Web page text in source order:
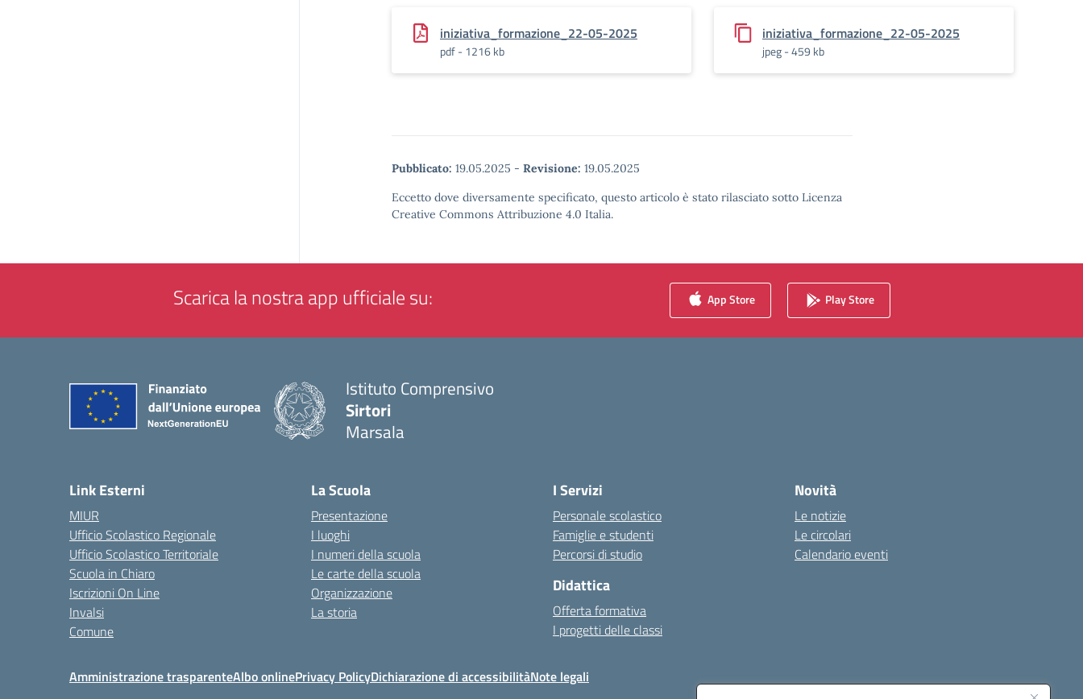
iniziativa_formazione_22-05-2025
pdf - 1216 kb
iniziativa_formazione_22-05-2025
jpeg - 459 kb
Pubblicato: 19.05.2025 - Revisione: 19.05.2025
Eccetto dove diversamente specificato, questo articolo è stato rilasciato sotto Licenza
Creative Commons Attribuzione 4.0 Italia.
Scarica la nostra app ufficiale su: App Store Play Store
Istituto Comprensivo
Sirtori
Marsala
Link Esterni
MIUR
Ufficio Scolastico Regionale
Ufficio Scolastico Territoriale
Scuola in Chiaro
Iscrizioni On Line
Invalsi
Comune
La Scuola
Presentazione
I luoghi
I numeri della scuola
Le carte della scuola
Organizzazione
La storia
I Servizi
Personale scolastico
Famiglie e studenti
Percorsi di studio
Didattica
Offerta formativa
I progetti delle classi
Novità
Le notizie
Le circolari
Calendario eventi
Amministrazione trasparenteAlbo onlinePrivacy PolicyDichiarazione di accessibilitàNote legali